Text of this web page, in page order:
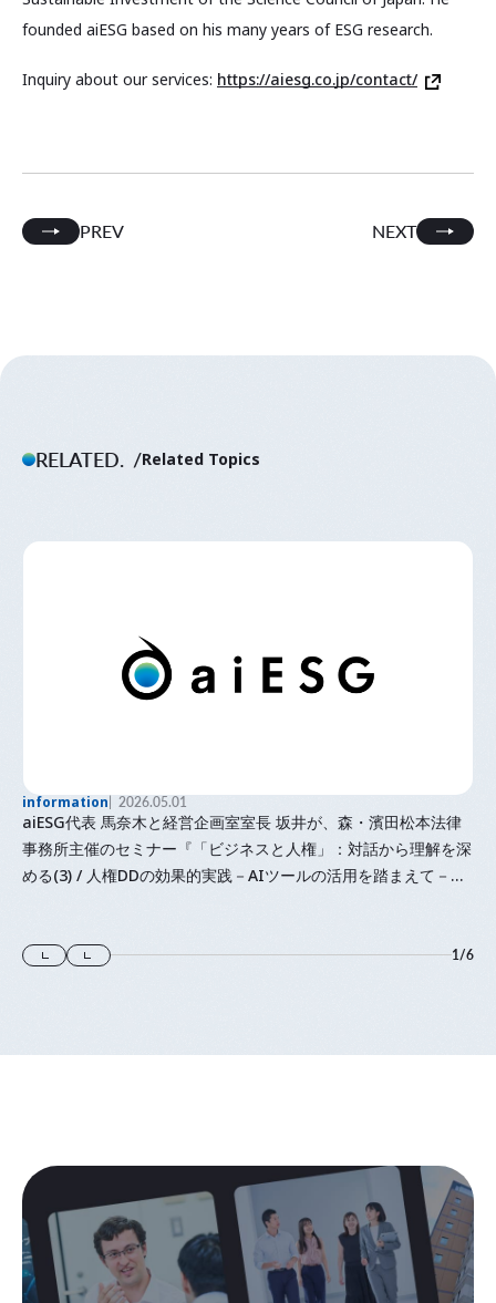
founded aiESG based on his many years of ESG research.
Inquiry about our services: https://aiesg.co.jp/contact/
PREV NEXT
RELATED. Related Topics
information 2026.05.01
aiESG代表 馬奈木と経営企画室室長 坂井が、森・濱田松本法律
事務所主催のセミナー『「⁠ビジネスと人権⁠」⁠：対話から理解を深
める(3) / 人権DDの効果的実践－AIツールの活用を踏まえて－』
1/6